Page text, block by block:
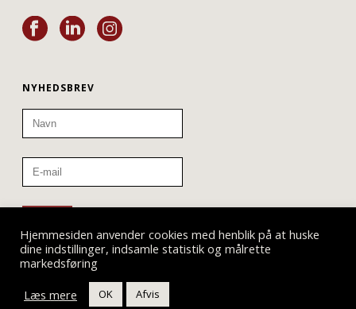
NYHEDSBREV
Teatret ved Sorte Hest © 2019
Hjemmesiden anvender cookies med henblik på at huske
dine indstillinger, indsamle statistik og målrette
markedsføring
Læs mere
OK Afvis